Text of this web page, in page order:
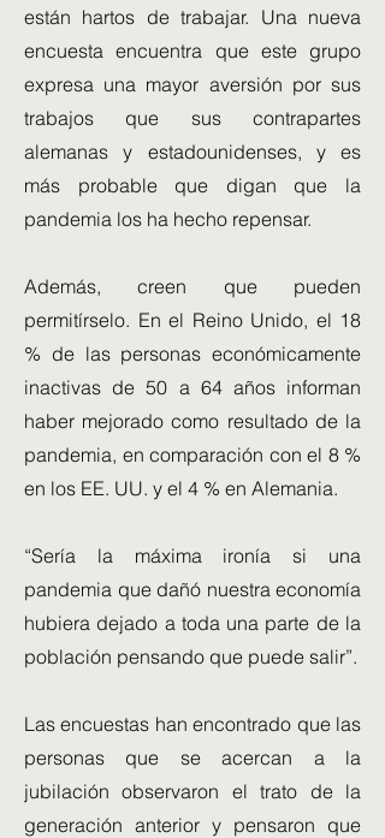
están hartos de trabajar. Una nueva
encuesta encuentra que este grupo
expresa una mayor aversión por sus
trabajos que sus contrapartes
alemanas y estadounidenses, y es
más probable que digan que la
pandemia los ha hecho repensar.
Además, creen que pueden
permitírselo. En el Reino Unido, el 18
% de las personas económicamente
inactivas de 50 a 64 años informan
haber mejorado como resultado de la
pandemia, en comparación con el 8 %
en los EE. UU. y el 4 % en Alemania.
“Sería la máxima ironía si una
pandemia que dañó nuestra economía
hubiera dejado a toda una parte de la
población pensando que puede salir”.
Las encuestas han encontrado que las
personas que se acercan a la
jubilación observaron el trato de la
generación anterior y pensaron que